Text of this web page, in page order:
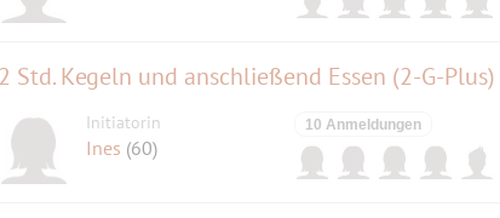
2 Std. Kegeln und anschließend Essen (2-G-Plus)
Initiatorin
Ines (60)
10 Anmeldungen